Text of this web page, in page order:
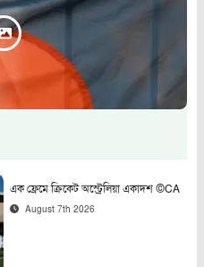
এক ফ্রেমে ক্রিকেট অস্ট্রেলিয়া একাদশ ©CA
August 7th 2026